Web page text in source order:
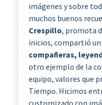
imágenes y sobre
muchos buenos
Crespillo, promota
inicios, compartió
compañeras,
otro ejemplo de la
equipo, valores que
Tiempo. Hicimos